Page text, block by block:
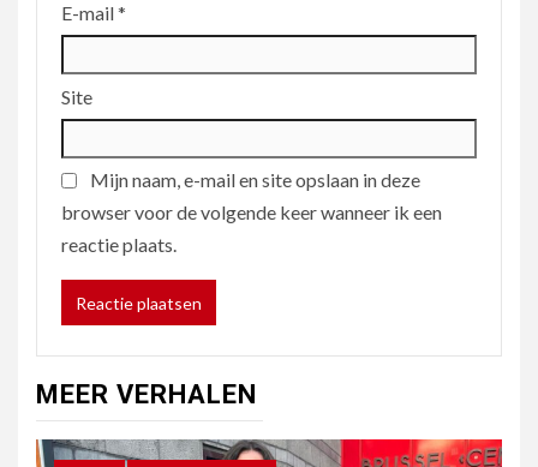
E-mail*
Site
Mijn naam, e-mail en site opslaan in deze
browser voor de volgende keer wanneer ik een
reactie plaats.
MEER VERHALEN